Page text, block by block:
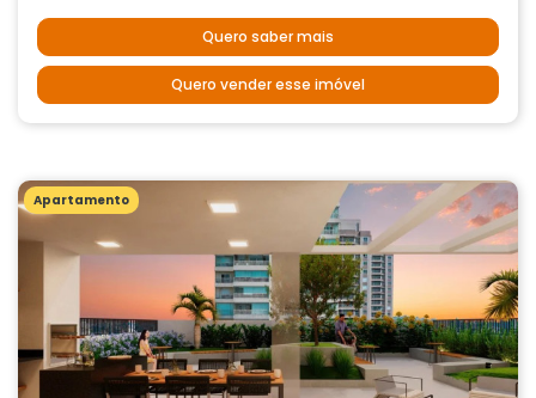
Quero saber mais
Quero vender esse imóvel
Apartamento